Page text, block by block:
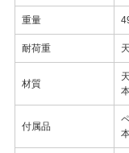
重量
耐荷重
材質
付属品